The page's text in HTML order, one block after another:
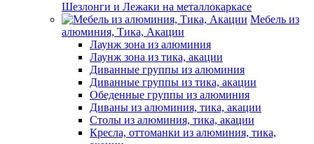
Шезлонги и Лежаки на металлокаркасе
Мебель из
алюминия, Тика, Акации
Лаунж зона из алюминия
Лаунж зона из тика, акации
Диванные группы из алюминия
Диванные группы из тика, акации
Обеденные группы из алюминия
Диваны из алюминия, тика, акации
Столы из алюминия, тика, акации
Кресла, оттоманки из алюминия, тика,